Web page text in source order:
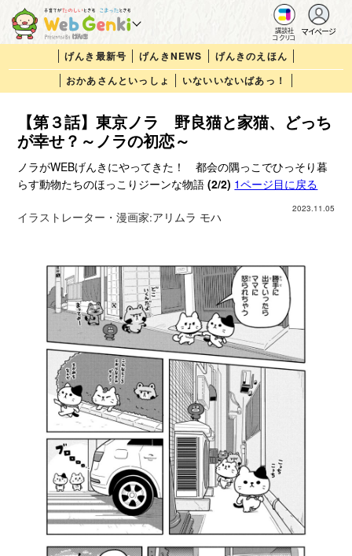
講談社
コクリコ
マイページ
げんき最新号 げんきNEWS
げんきのえほん
おかあさんといっしょ
いないいないばあっ！
【第３話】東京ノラ 野良猫と家猫、どっち
が幸せ？～ノラの初恋～
ノラがWEBげんきにやってきた！ 都会の隅っこでひっそり暮
らす動物たちのほっこりジーンな物語(2/2) 1ページ目に戻る
2023.11.05
イラストレーター・漫画家:アリムラ モハ